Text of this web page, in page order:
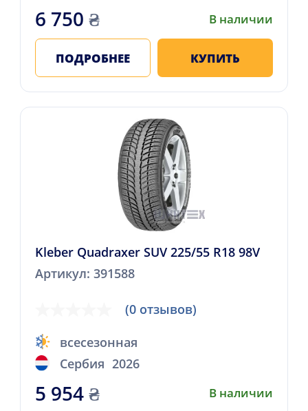
6 750 ₴ В наличии
ПОДРОБНЕЕ КУПИТЬ
Kleber Quadraxer SUV 225/55 R18 98V
Артикул: 391588
(0 отзывов)
всесезонная
Сербия 2026
5 954₴ В наличии